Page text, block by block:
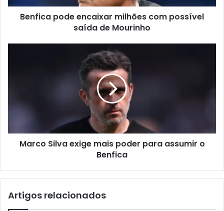
Benfica pode encaixar milhões com possível
saída de Mourinho
Marco Silva exige mais poder para assumir o
Benfica
Artigos relacionados